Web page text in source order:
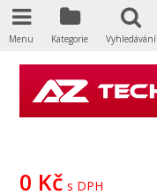
0 Kč s DPH
Menu Kategorie Vyhledávání